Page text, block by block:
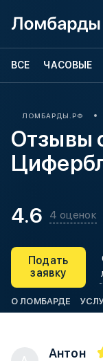
ВСЕ ЧАСОВЫЕ
ЛОМБАРДЫ.РФ
Отзывы
4.6 4 оценок
Подать
заявку
О ЛОМБАРДЕ
Антон